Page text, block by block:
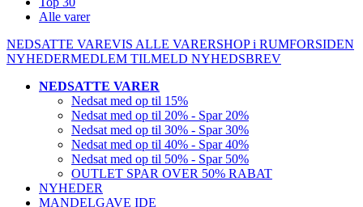
Alle varer
NEDSATTE VAREVIS ALLE VARERSHOP i RUMFORSIDEN
NYHEDERMEDLEM TILMELD NYHEDSBREV
NEDSATTE VARER
Nedsat med op til 15%
Nedsat med op til 20% - Spar 20%
Nedsat med op til 30% - Spar 30%
Nedsat med op til 40% - Spar 40%
Nedsat med op til 50% - Spar 50%
OUTLET SPAR OVER 50% RABAT
NYHEDER
MANDELGAVE IDE